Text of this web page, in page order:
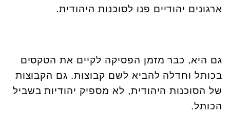
ארגונים יהודיים פנו לסוכנות היהודית.
גם היא, כבר מזמן הפסיקה לקיים את הטקסים
בכותל וחדלה להביא לשם קבוצות. גם הקבוצות
של הסוכנות היהודית, לא מספיק יהודיות בשביל
הכותל.